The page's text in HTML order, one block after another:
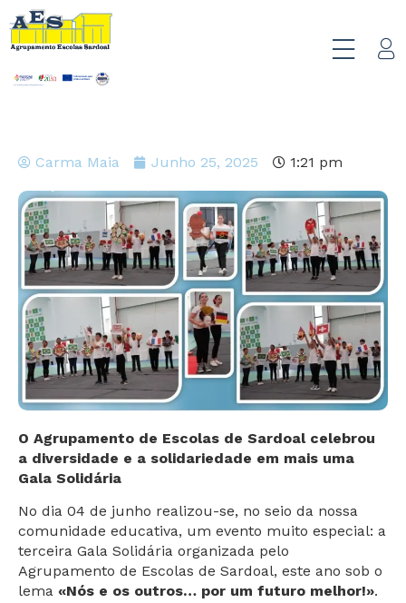
Carma Maia Junho 25, 2025 1:21 pm
O Agrupamento de Escolas de Sardoal celebrou
a diversidade e a solidariedade em mais uma
Gala Solidária
No dia 04 de junho realizou-se, no seio da nossa
comunidade educativa, um evento muito especial: a
terceira Gala Solidária organizada pelo
Agrupamento de Escolas de Sardoal, este ano sob o
lema «Nós e os outros… por um futuro melhor!».